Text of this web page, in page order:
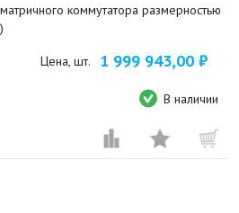
коммутатора размерностью
Цена, шт. 1 999 943,00 ₽
В наличии